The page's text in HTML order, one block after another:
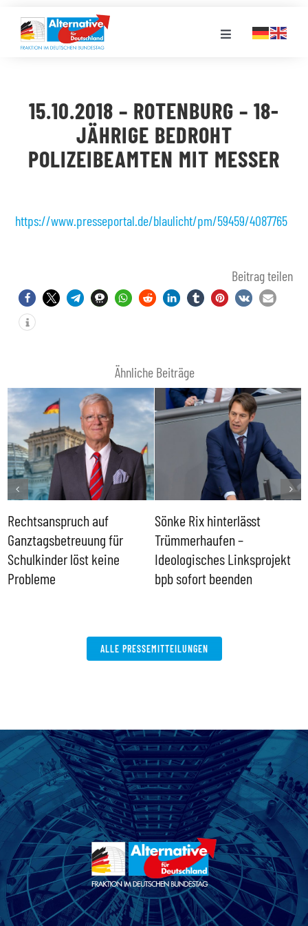
Inhalt
springen
Toggle
LANDESGRUPPEN
VERANSTALTUNGEN
PRESSE
MEDIATHEK
15.10.2018 – ROTENBURG – 18-
JÄHRIGE BEDROHT
POLIZEIBEAMTEN MIT MESSER
https://www.presseportal.de/blaulicht/pm/59459/4087765
Beitrag teilen
Ähnliche Beiträge
Rechtsanspruch auf
Ganztagsbetreuung für
Schulkinder löst keine
Probleme
Sönke Rix hinterlässt
Trümmerhaufen –
Ideologisches Linksprojekt
bpb sofort beenden
ALLE PRESSEMITTEILUNGEN